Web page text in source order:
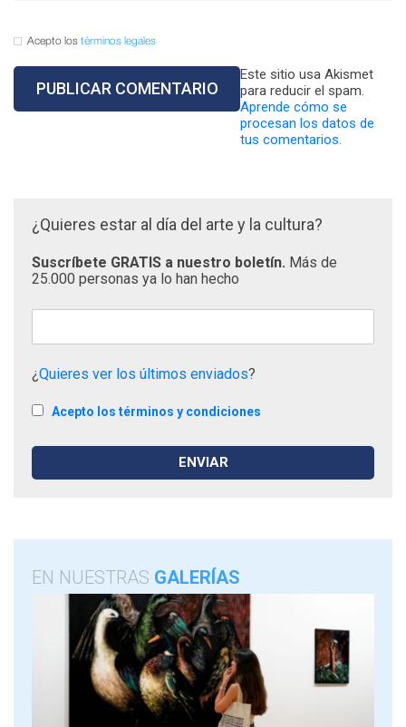
Acepto los términos legales
Este sitio usa Akismet
para reducir el spam.
Aprende cómo se
procesan los datos de
tus comentarios.
¿Quieres estar al día del arte y la cultura?
Suscríbete GRATIS a nuestro boletín. Más de
25.000 personas ya lo han hecho
¿Quieres ver los últimos enviados?
Acepto los términos y condiciones
EN NUESTRAS GALERÍAS